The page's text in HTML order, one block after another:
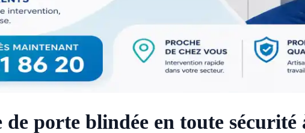
de porte blindée en toute